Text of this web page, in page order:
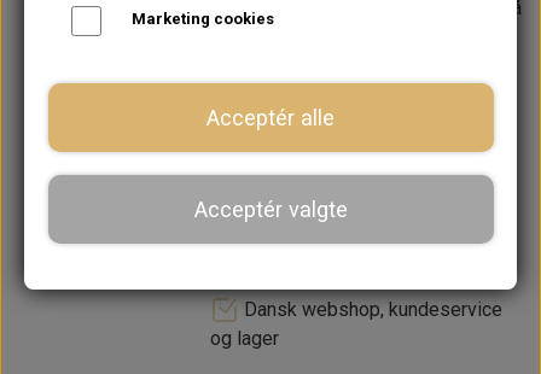
Forventet leveringstid:
Varen er på
LÆG I KURV
Dansk webshop, kundeservice
og lager
Marketing cookies
Acceptér alle
Acceptér valgte